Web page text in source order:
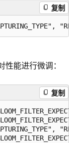
复制
能进行微调：
复制